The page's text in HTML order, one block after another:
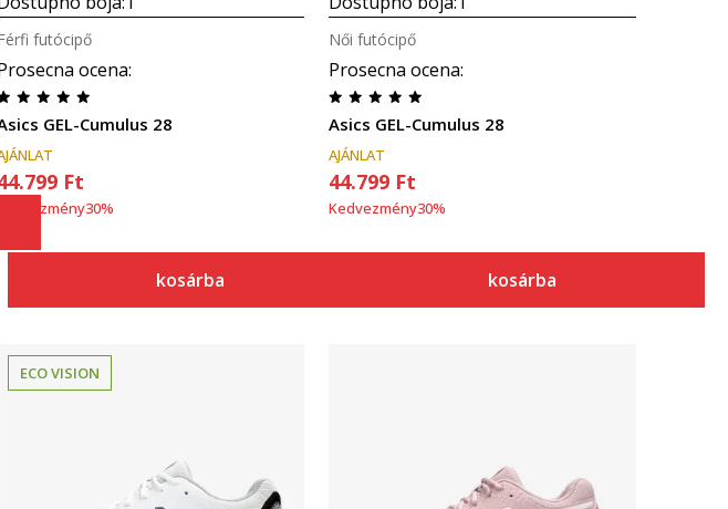
ocena:
GEL-Cumulus 28
futócipő
Ft
Kedvezmény30%
kosárba
Prosecna ocena:
Asics GEL-Cumulus 28
Női futócipő
AJÁNLAT
44.799 Ft
Kedvezmény30%
kosárba
Összehasonlítás
ECO VISION
Összehasonlítás